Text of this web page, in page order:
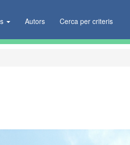
Autors Cerca per criteris